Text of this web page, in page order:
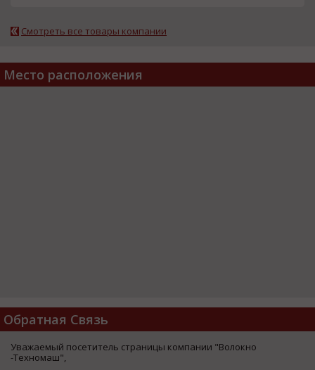
Смотреть все товары компании
Место расположения
Обратная Связь
Уважаемый посетитель страницы компании "Волокно
-Техномаш",